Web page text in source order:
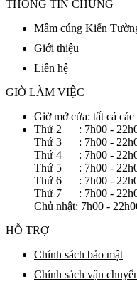
THÔNG TIN CHUNG
Mâm cúng Kiến
Giới thiệu
Liên hệ
GIỜ LÀM VIỆC
Giờ mở cửa: tất cả các
Thứ 2 : 7h00 -
Thứ 3 : 7h00 -
Thứ 4 : 7h00 -
Thứ 5 : 7h00 -
Thứ 6 : 7h00 -
Thứ 7 : 7h00 -
Chủ nhật: 7h00 -
HỖ TRỢ
Chính sách bảo mật
Chính sách vận